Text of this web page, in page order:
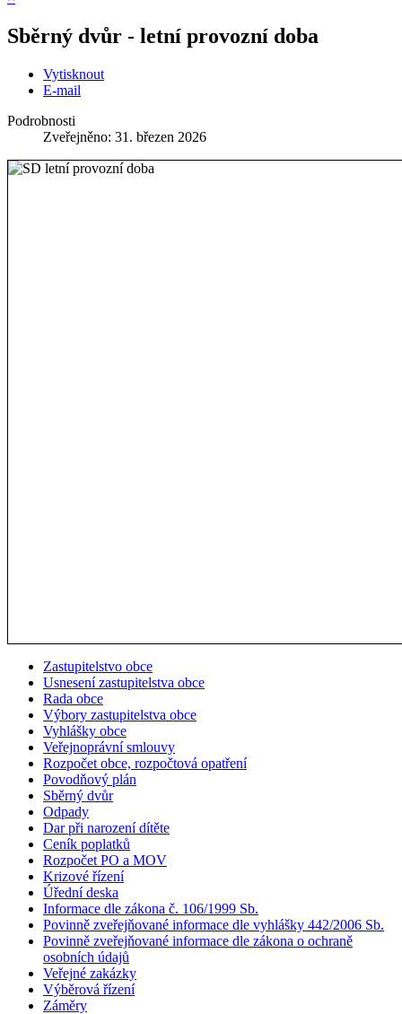
Sběrný dvůr - letní provozní doba
Vytisknout
E-mail
Podrobnosti
Zveřejněno: 31. březen 2026
Zastupitelstvo obce
Usnesení zastupitelstva obce
Rada obce
Výbory zastupitelstva obce
Vyhlášky obce
Veřejnoprávní smlouvy
Rozpočet obce, rozpočtová opatření
Povodňový plán
Sběrný dvůr
Odpady
Dar při narození dítěte
Ceník poplatků
Rozpočet PO a MOV
Krizové řízení
Úřední deska
Informace dle zákona č. 106/1999 Sb.
Povinně zveřejňované informace dle vyhlášky 442/2006 Sb.
Povinně zveřejňované informace dle zákona o ochraně
osobních údajů
Veřejné zakázky
Výběrová řízení
Záměry